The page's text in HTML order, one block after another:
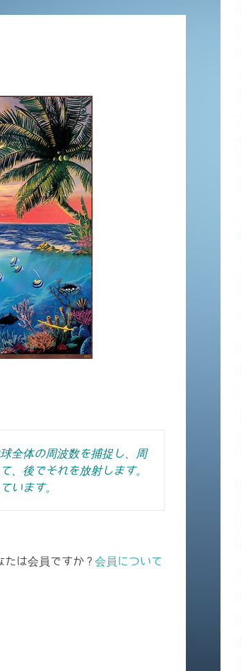
全体の周波数を捕捉し、周
、後でそれを放射します。
います。
たは会員ですか ? 会員について